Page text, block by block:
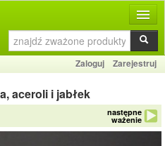
Zaloguj Zarejestruj
aceroli i jabłek
następne
ważenie